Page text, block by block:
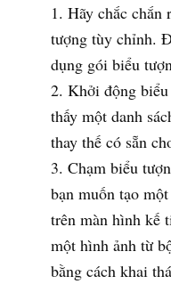
Hãy chắc chắn
tượng tùy chỉnh.
dụng gói biểu
Khởi động
thấy một danh
thay thế có sẵn
Chạm biểu
bạn muốn tạo
trên màn hình kế
một hình ảnh từ
bằng cách khai